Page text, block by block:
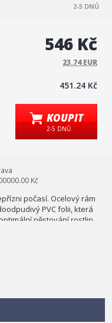
2-5 DNŮ
546 Kč
23.74 EUR
451.24 Kč
KOUPIT
2-5 DNŮ
Kč
počasí. Ocelový rám
PVC folii, která
pěstování rostlin.